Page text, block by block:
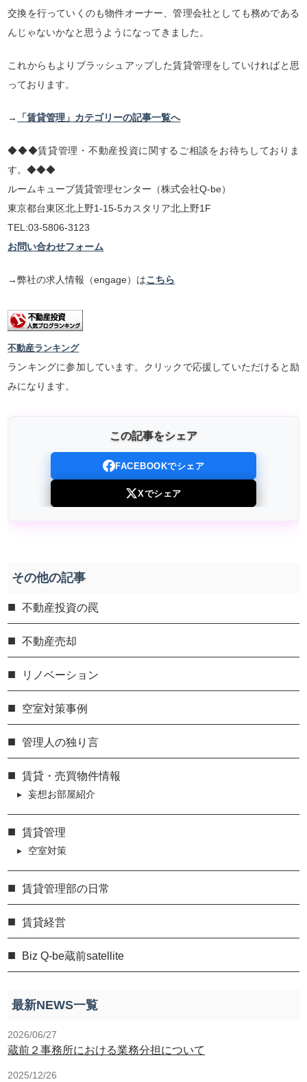
交換を行っていくのも物件オーナー、管理会社としても務めである
んじゃないかなと思うようになってきました。
これからもよりブラッシュアップした賃貸管理をしていければと思
っております。
→ 「賃貸管理」カテゴリーの記事一覧へ
◆◆◆賃貸管理・不動産投資に関するご相談をお待ちしておりま
す。◆◆◆
ルームキューブ賃貸管理センター（株式会社Q-be）
東京都台東区北上野1-15-5カスタリア北上野1F
TEL:03-5806-3123
お問い合わせフォーム
→弊社の求人情報（engage）はこちら
不動産ランキング
ランキングに参加しています。クリックで応援していただけると励
みになります。
この記事をシェア
FACEBOOKでシェア
Xでシェア
その他の記事
不動産投資の罠
不動産売却
リノベーション
空室対策事例
管理人の独り言
賃貸・売買物件情報
妄想お部屋紹介
賃貸管理
空室対策
賃貸管理部の日常
賃貸経営
Biz Q-be蔵前satellite
最新NEWS一覧
2026/06/27
蔵前２事務所における業務分担について
2025/12/26